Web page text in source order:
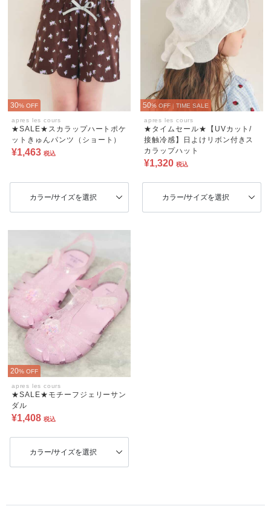
30% OFF
apres les cours
★SALE★スカラップハートポケ
ットきゅんパンツ（ショート）
¥1,463 税込
カラー/サイズを選択
50% OFF | TIME SALE
apres les cours
★タイムセール★【UVカット/
接触冷感】日よけリボン付きス
カラップハット
¥1,320 税込
カラー/サイズを選択
20% OFF
apres les cours
★SALE★モチーフジェリーサン
ダル
¥1,408 税込
カラー/サイズを選択